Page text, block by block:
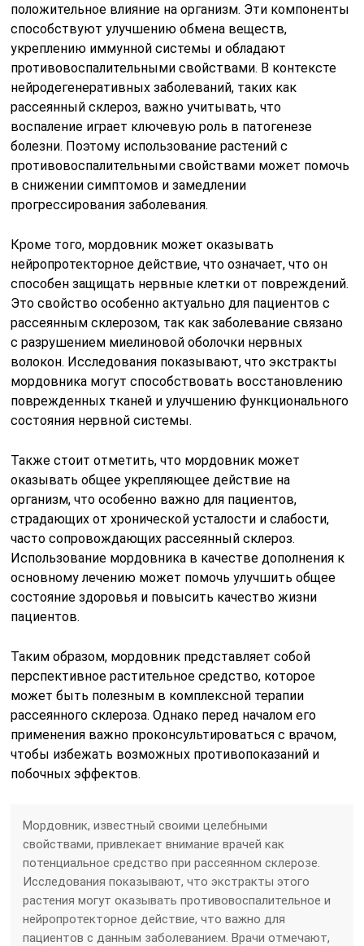
положительное влияние на организм. Эти компоненты
способствуют улучшению обмена веществ,
укреплению иммунной системы и обладают
противовоспалительными свойствами. В контексте
нейродегенеративных заболеваний, таких как
рассеянный склероз, важно учитывать, что
воспаление играет ключевую роль в патогенезе
болезни. Поэтому использование растений с
противовоспалительными свойствами может помочь
в снижении симптомов и замедлении
прогрессирования заболевания.
Кроме того, мордовник может оказывать
нейропротекторное действие, что означает, что он
способен защищать нервные клетки от повреждений.
Это свойство особенно актуально для пациентов с
рассеянным склерозом, так как заболевание связано
с разрушением миелиновой оболочки нервных
волокон. Исследования показывают, что экстракты
мордовника могут способствовать восстановлению
поврежденных тканей и улучшению функционального
состояния нервной системы.
Также стоит отметить, что мордовник может
оказывать общее укрепляющее действие на
организм, что особенно важно для пациентов,
страдающих от хронической усталости и слабости,
часто сопровождающих рассеянный склероз.
Использование мордовника в качестве дополнения к
основному лечению может помочь улучшить общее
состояние здоровья и повысить качество жизни
пациентов.
Таким образом, мордовник представляет собой
перспективное растительное средство, которое
может быть полезным в комплексной терапии
рассеянного склероза. Однако перед началом его
применения важно проконсультироваться с врачом,
чтобы избежать возможных противопоказаний и
побочных эффектов.
Мордовник, известный своими целебными
свойствами, привлекает внимание врачей как
потенциальное средство при рассеянном склерозе.
Исследования показывают, что экстракты этого
растения могут оказывать противовоспалительное и
нейропротекторное действие, что важно для
пациентов с данным заболеванием. Врачи отмечают,